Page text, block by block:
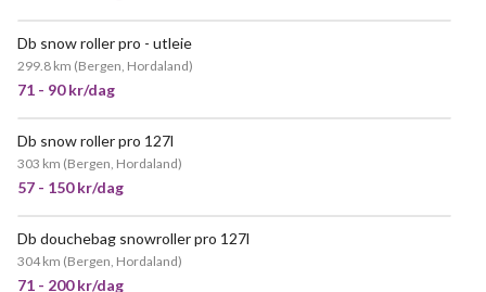
Db snow roller pro - utleie
299.8 km (Bergen, Hordaland)
71 - 90 kr/dag
Db snow roller pro 127l
303 km (Bergen, Hordaland)
57 - 150 kr/dag
Db douchebag snowroller pro 127l
304 km (Bergen, Hordaland)
71 - 200 kr/dag